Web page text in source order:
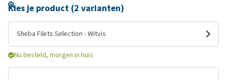
Kies je product (2 varianten)
Sheba Filets Selection - Witvis
Nu besteld, morgen in huis